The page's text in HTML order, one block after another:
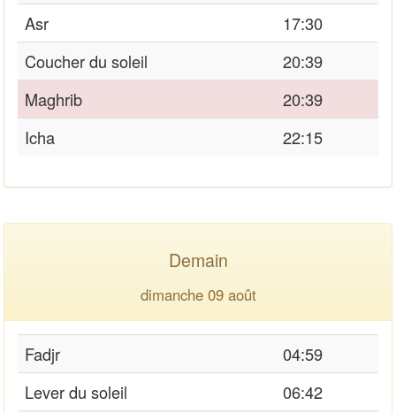
Asr
17:30
Coucher du soleil
20:39
Maghrib
20:39
Icha
22:15
Demain
dimanche 09 août
Fadjr
04:59
Lever du soleil
06:42